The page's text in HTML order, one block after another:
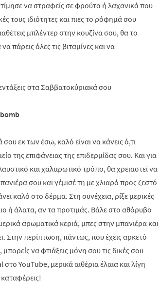
να στραφείς σε φρούτα ή λαχανικά που
τους ιδιότητες και πιες το ρόφημά σου
μπλέντερ στην κουζίνα σου, θα το
πάρεις όλες τις βιταμίνες και να
bomb
εκ των έσω, καλό είναι να κάνεις ό,τι
της επιφάνειας της επιδερμίδας σου. Και για
και χαλαρωτικό τρόπο, θα χρειαστεί να
σου και γέμισέ τη με χλιαρό προς ζεστό
καλό στο δέρμα. Στη συνέχεια, ρίξε μερικές
ή άλατα, αν τα προτιμάς. Βάλε στο αθόρυβο
αρωματικά κεριά, μπες στην μπανιέρα και
περίπτωση, πάντως, που έχεις αρκετό
να φτιάξεις μόνη σου τις δικές σου
στο YouTube, μερικά αιθέρια έλαια και λίγη